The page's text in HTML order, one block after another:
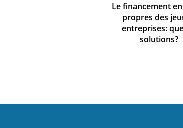
Le financement
propres des
entreprises:
solutions?